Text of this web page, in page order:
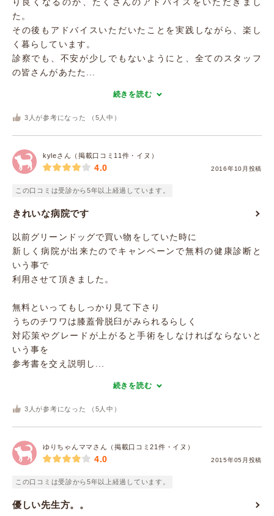
た。
その後もアドバイスいただいたことを実践しながら、楽し
く暮らしています。
診察でも、不安が少しでもないようにと、全てのスタッフ
の皆さんがあたた...
続きを読む
3 人が参考になった （ 5 人中）
kyleさん（掲載口コミ11件・イヌ）
2016年10月投稿
4.0
この口コミは受診から5年以上経過しています。
きれいな病院です
以前グリーンドッグで買い物をしていた時に
新しく病院が出来たのでキャンペーンで無料の健康診断と
いう事で
利用させて頂きました。
無料といってもしっかり見て下さり
うちのチワワは膝蓋骨脱臼がみられるらしく
対応策やグレードが上がると手術をしなければならないと
いう事を
参考書を交え説明し...
続きを読む
3 人が参考になった （ 5 人中）
ゆりちゃんママさん（掲載口コミ21件・イヌ）
2015年05月投稿
4.0
この口コミは受診から5年以上経過しています。
優しい先生方。。